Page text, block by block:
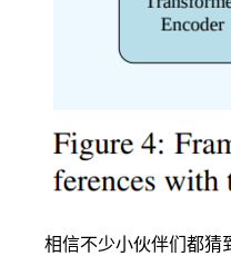
相信不少小伙伴们都猜